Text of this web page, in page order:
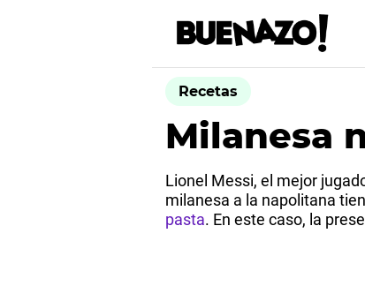
Recetas
Milanesa
Lionel Messi, el mejor
milanesa a la napolitana
pasta. En este caso, la